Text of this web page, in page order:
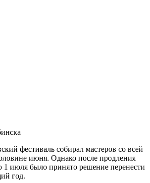
фестиваль собирал мастеров со всей
июня. Однако после продления
1 июля было принято решение перенести
год.